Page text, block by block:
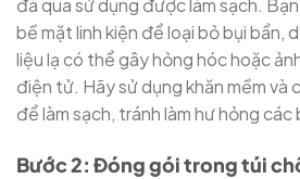
đã qua sử dụng được làm sạch.
bề mặt linh kiện để loại bỏ bụi bẩn,
liệu lạ có thể gây hỏng hóc hoặc
điện tử. Hãy sử dụng khăn mềm và
để làm sạch, tránh làm hư hỏng các
Bước 2: Đóng gói trong túi